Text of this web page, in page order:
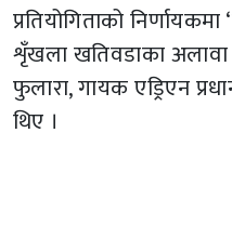
प्रतियोगिताको
शृँखला खतिवडाका अलावा
फुलारा, गायक एड्रिएन
थिए ।